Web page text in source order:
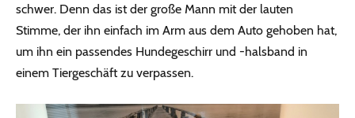
schwer. Denn das ist der große Mann mit der lauten
Stimme, der ihn einfach im Arm aus dem Auto gehoben hat,
um ihn ein passendes Hundegeschirr und -halsband in
einem Tiergeschäft zu verpassen.